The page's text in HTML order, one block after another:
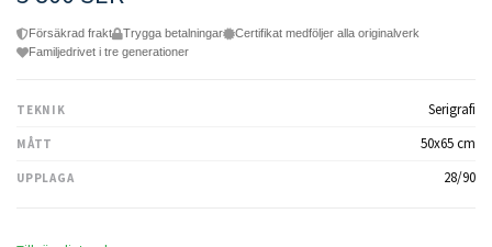
Försäkrad frakt Trygga betalningar
Certifikat medföljer alla originalverk
Familjedrivet i tre generationer
TEKNIK Serigrafi
MÅTT 50x65 cm
UPPLAGA 28/90